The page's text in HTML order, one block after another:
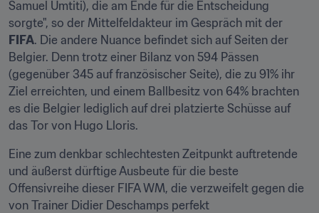
Samuel Umtiti), die am Ende für die Entscheidung
FIFA. Die andere Nuance befindet sich auf Seiten der
Belgier. Denn trotz einer Bilanz von 594 Pässen
(gegenüber 345 auf französischer Seite), die zu 91% ihr
Ziel erreichten, und einem Ballbesitz von 64% brachten
es die Belgier lediglich auf drei platzierte Schüsse auf
das Tor von Hugo Lloris.
Eine zum denkbar schlechtesten Zeitpunkt auftretende
und äußerst dürftige Ausbeute für die beste
Offensivreihe dieser FIFA WM, die verzweifelt gegen die
von Trainer Didier Deschamps perfekt